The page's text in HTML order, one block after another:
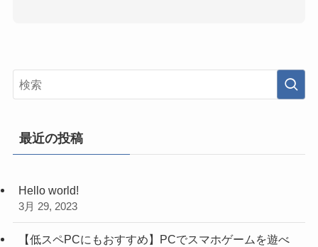
最近の投稿
Hello world!
3月 29, 2023
【低スペPCにもおすすめ】PCでスマホゲームを遊べ